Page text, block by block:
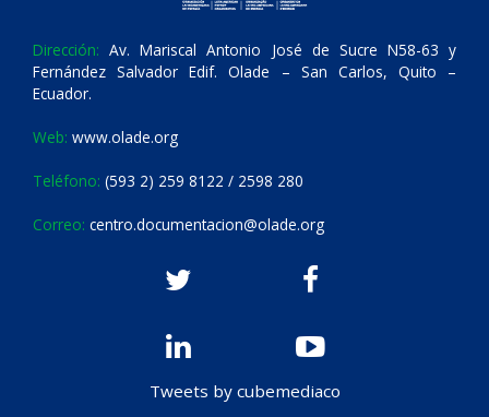
Dirección: Av. Mariscal Antonio José de Sucre N58-63 y
Fernández Salvador Edif. Olade – San Carlos, Quito –
Ecuador.
Web: www.olade.org
Teléfono: (593 2) 259 8122 / 2598 280
Correo: centro.documentacion@olade.org
Tweets by cubemediaco